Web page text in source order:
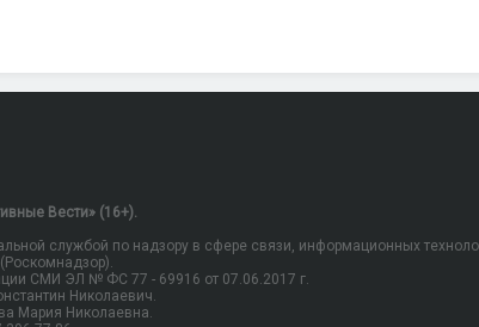
Вести» (16+).
службой по надзору в сфере связи, информационных
СМИ ЭЛ № ФС 77 - 69916 от 07.06.2017 г.
Николаевич.
Мария Николаевна.